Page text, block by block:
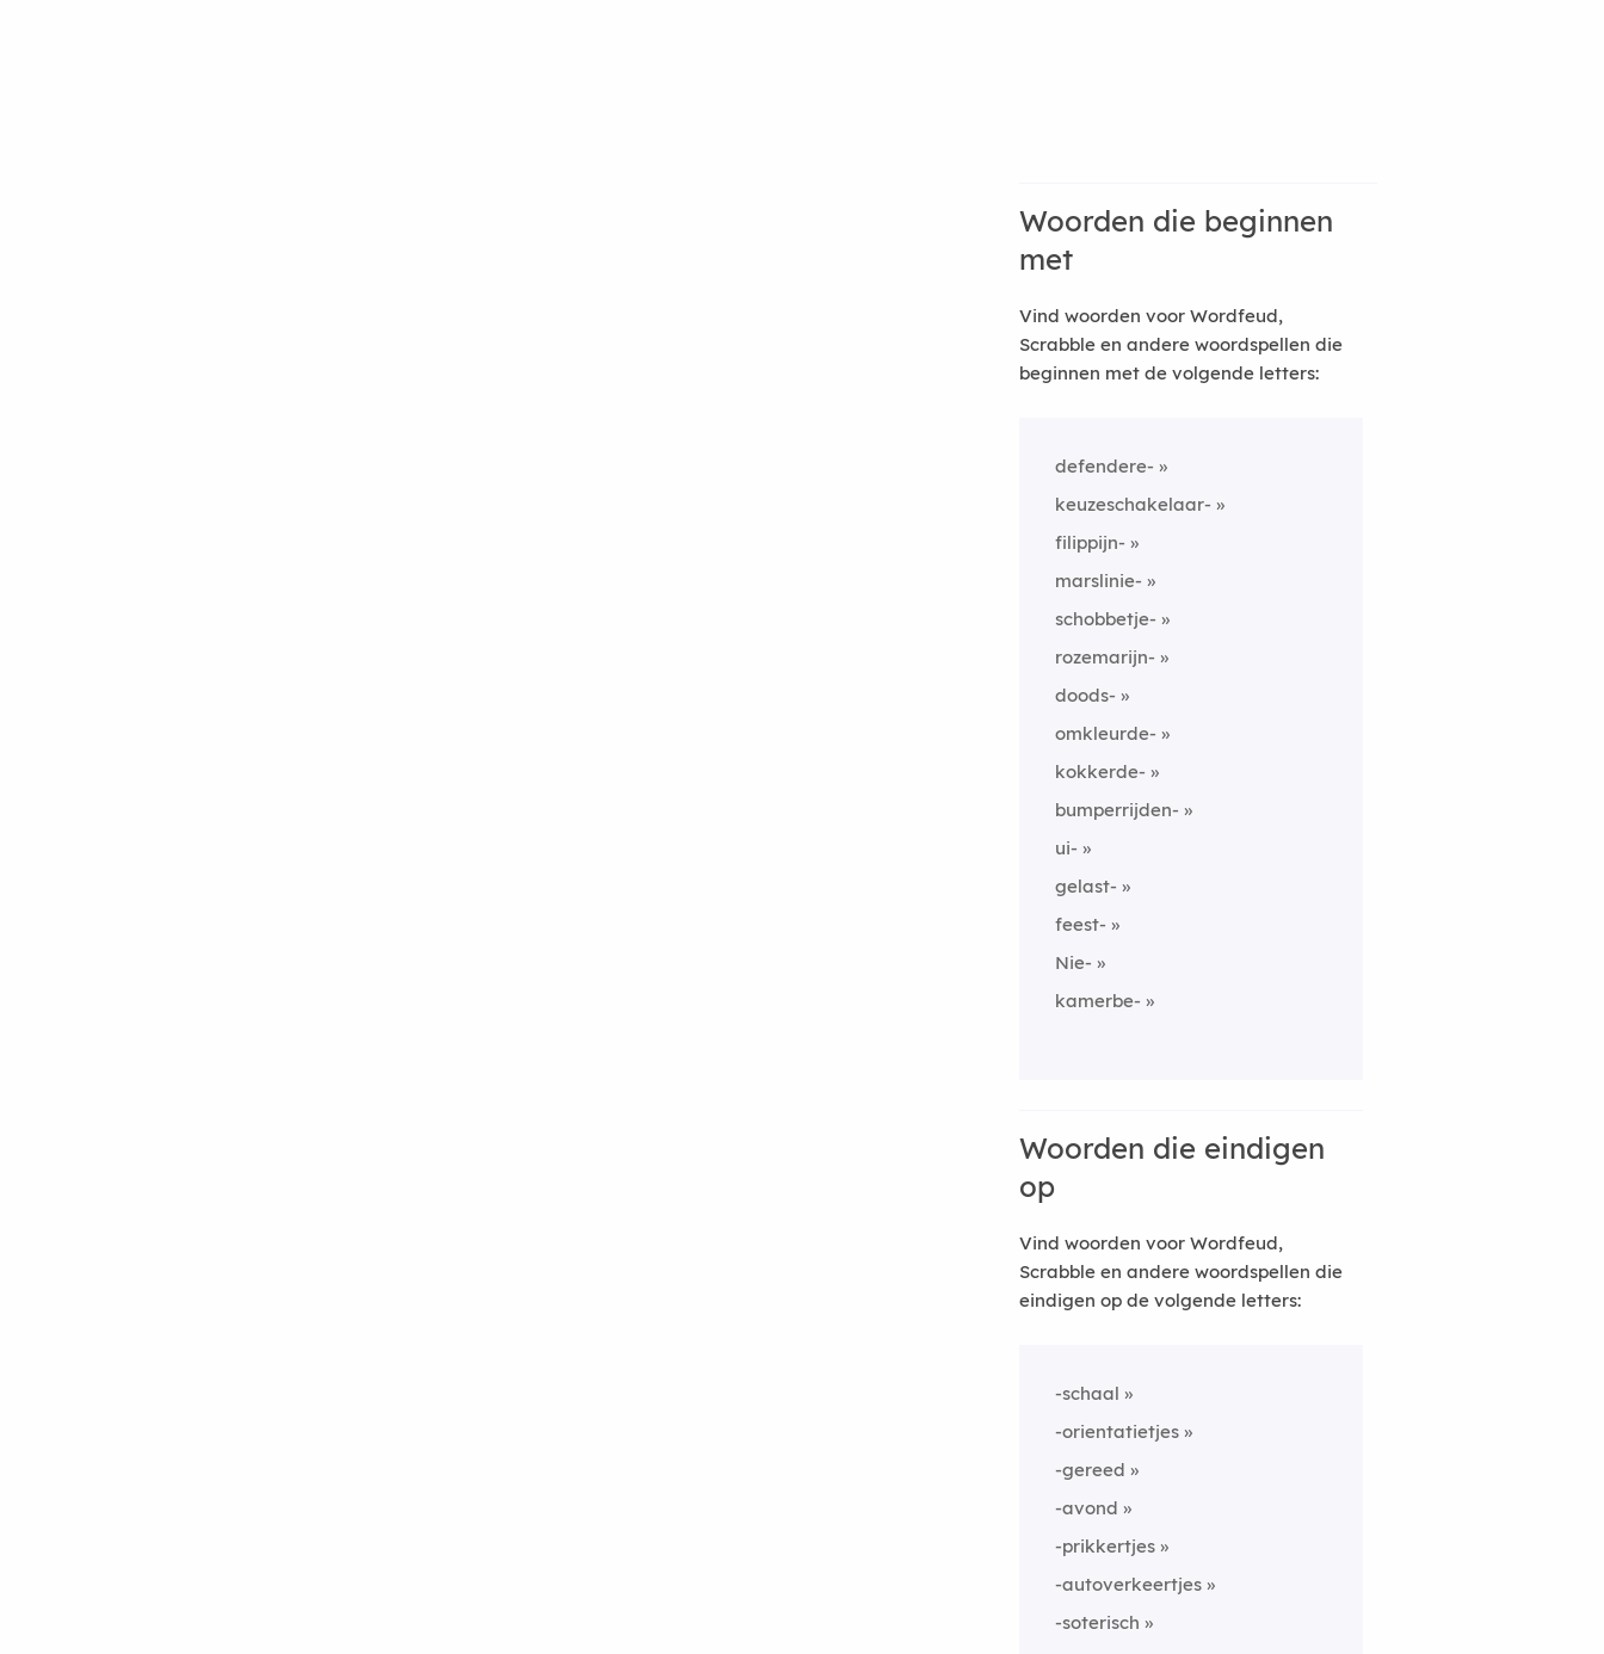
Woorden die beginnen
met
Vind woorden voor Wordfeud,
Scrabble en andere woordspellen die
beginnen met de volgende letters:
defendere-
keuzeschakelaar-
filippijn-
marslinie-
schobbetje-
rozemarijn-
doods-
omkleurde-
kokkerde-
bumperrijden-
ui-
gelast-
feest-
Nie-
kamerbe-
Woorden die eindigen
op
Vind woorden voor Wordfeud,
Scrabble en andere woordspellen die
eindigen op de volgende letters:
-schaal
-orientatietjes
-gereed
-avond
-prikkertjes
-autoverkeertjes
-soterisch